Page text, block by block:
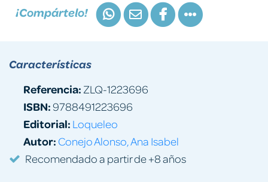
¡Compártelo!
Características
Referencia: ZLQ-1223696
ISBN:9788491223696
Editorial: Loqueleo
Autor: Conejo Alonso, Ana Isabel
Recomendado a partir de +8 años